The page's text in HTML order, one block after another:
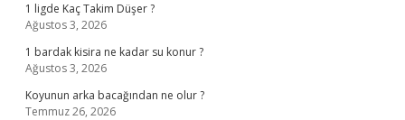
1 ligde Kaç Takim Düşer ?
Ağustos 3, 2026
1 bardak kisira ne kadar su konur ?
Ağustos 3, 2026
Koyunun arka bacağından ne olur ?
Temmuz 26, 2026